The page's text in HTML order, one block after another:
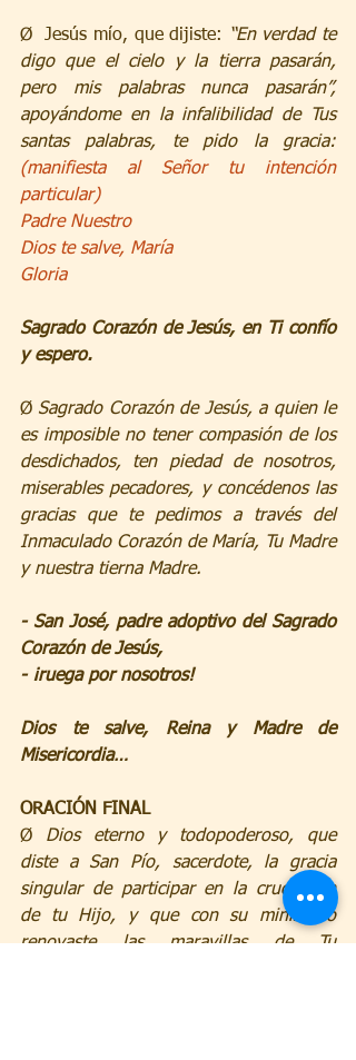
Ø  Jesús mío, que dijiste:
“En verdad te
digo que el cielo y la tierra pasarán,
pero mis palabras nunca pasarán”,
apoyándome en la infalibilidad de Tus
(manifiesta al Señor tu intención
particular)
Padre Nuestro
Dios te salve, María
Gloria
Sagrado Corazón de Jesús, en Ti confío
y espero.
Ø Sagrado Corazón de Jesús, a quien le
es imposible no tener compasión de los
desdichados, ten piedad de nosotros,
miserables pecadores, y concédenos las
gracias que te pedimos a través del
Inmaculado Corazón de María, Tu Madre
y nuestra tierna Madre.
- San José, padre adoptivo del Sagrado
Corazón de Jesús,
- ¡ruega por nosotros!
Dios te salve, Reina y Madre de
Misericordia…
ORACIÓN FINAL
Ø Dios eterno y todopoderoso, que
diste a San Pío, sacerdote, la gracia
singular de participar en la crucifixión
de tu Hijo, y que con su ministerio
renovaste las maravillas de Tu